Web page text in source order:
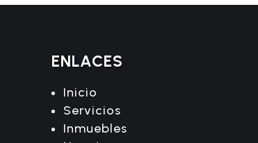
ENLACES
Inicio
Servicios
Inmuebles